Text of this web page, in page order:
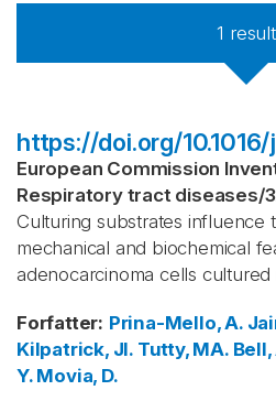
1 result
https://doi.org/10.1016/
European Commission
Respiratory tract diseases/
Culturing substrates influence
mechanical and biochemical
adenocarcinoma cells cultured
Forfatter: Prina-Mello, A.
Kilpatrick, JI. Tutty, MA. Bell,
Y. Movia, D.